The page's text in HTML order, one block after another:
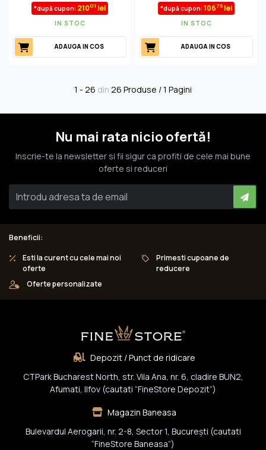
*după cupon: 21001 lei
IN STOC
ADAUGA IN COS
*după cupon: 10676 lei
IN STOC
ADAUGA IN COS
1 - 26 din 26 Produse / 1 Pagini
Nu mai rata nicio ofertă!
Inscrie-te la newsletter si fii sigur ca profiti de cele mai bune
oferte si reduceri
Beneficii:
Esti la curent cu cele mai noi
oferte
Primesti cupoane de
reducere
Oferte personalizate
Depozit / Punct de ridicare
CTPark Bucharest North, str. Vila Ana, nr. 6, cladire BUN2,
Afumati, Ilfov (cautati “FineStore Depozit”)
Magazin Baneasa
Bulevardul Aerogarii, nr. 2-8, Sector 1, Bucureşti (cautati
“FineStore Baneasa”)